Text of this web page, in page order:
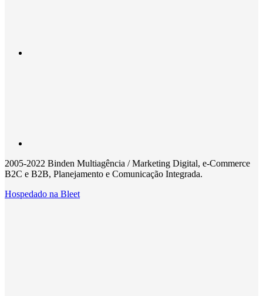
2005-2022 Binden Multiagência / Marketing Digital, e-Commerce
B2C e B2B, Planejamento e Comunicação Integrada.
Hospedado na Bleet